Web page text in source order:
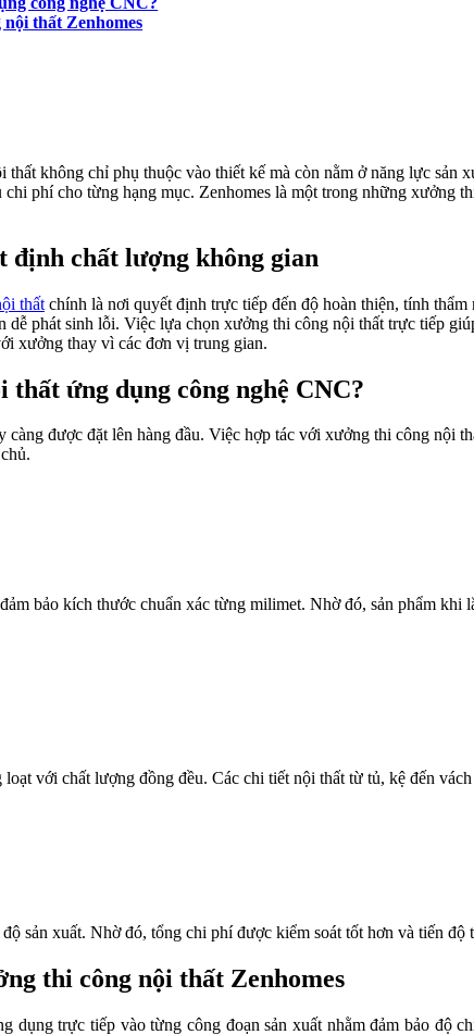
thất Zenhomes
không chỉ phụ thuộc vào thiết kế mà còn nằm ở năng lực
phí cho từng hạng mục. Zenhomes là một trong những xưởng
định chất lượng không gian
thất chính là nơi quyết định trực tiếp đến độ hoàn thiện, tính
phát sinh lỗi. Việc lựa chọn xưởng thi công nội thất trực tiếp
xưởng thay vì các đơn vị trung gian.
ứng dụng công nghệ CNC?
được đặt lên hàng đầu. Việc hợp tác với xưởng thi công nội
bảo kích thước chuẩn xác từng milimet. Nhờ đó, sản phẩm
với chất lượng đồng đều. Các chi tiết nội thất từ tủ, kệ đến
sản xuất. Nhờ đó, tổng chi phí được kiểm soát tốt hơn và tiến độ
thi công nội thất Zenhomes
trực tiếp vào từng công đoạn sản xuất nhằm đảm bảo độ